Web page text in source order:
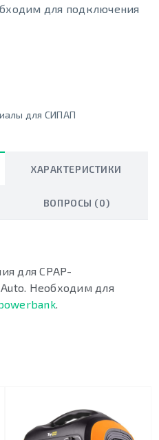
для подключения
для СИПАП
ХАРАКТЕРИСТИКИ
ВОПРОСЫ (0)
для СРАР-
Auto. Необходим для
.